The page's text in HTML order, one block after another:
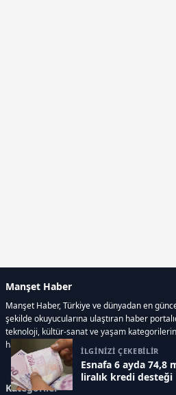
İLGİNİZİ ÇEKEBİLİR
Esnafa 6 ayda 74,8
liralık kredi desteği
Manşet Haber
Manşet Haber, Türkiye ve dünyadan en
şekilde okuyucularına ulaştıran haber
teknoloji, kültür-sanat ve yaşam
haberler sunar.
Kategoriler